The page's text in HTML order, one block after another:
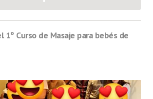
1º Curso de Masaje para bebés de